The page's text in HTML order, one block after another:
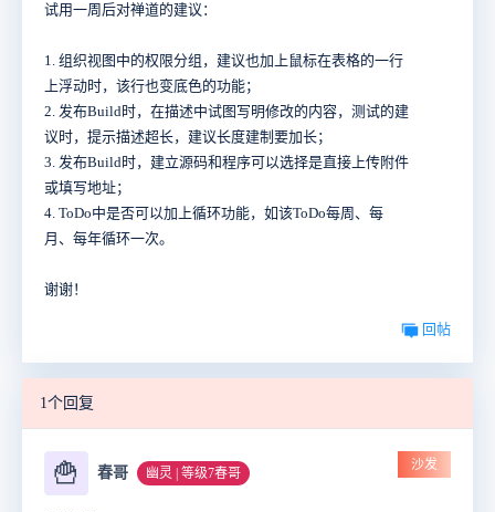
试用一周后对禅道的建议：
1. 组织视图中的权限分组，建议也加上鼠标在表格的一行
上浮动时，该行也变底色的功能；
2. 发布Build时，在描述中试图写明修改的内容，测试的建
议时，提示描述超长，建议长度建制要加长；
3. 发布Build时，建立源码和程序可以选择是直接上传附件
或填写地址；
4. ToDo中是否可以加上循环功能，如该ToDo每周、每
月、每年循环一次。
谢谢！
回帖
1个回复
🍟 春哥 幽灵 | 等级7春哥
沙发